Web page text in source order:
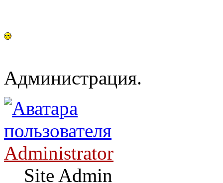
Администрация.
Administrator
Site Admin